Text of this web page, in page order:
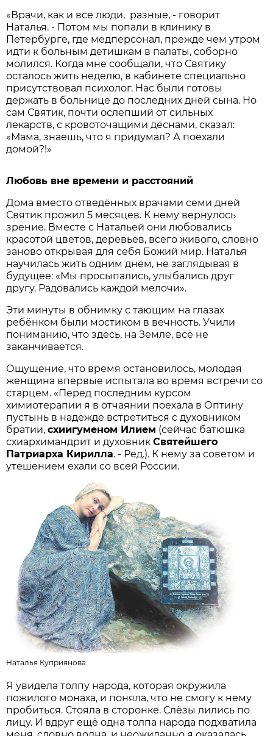
«Врачи, как и все люди, разные, - говорит
Наталья. - Потом мы попали в клинику в
Петербурге, где медперсонал, прежде чем утром
идти к больным детишкам в палаты, соборно
молился. Когда мне сообщали, что Святику
осталось жить неделю, в кабинете специально
присутствовал психолог. Нас были готовы
держать в больнице до последних дней сына. Но
сам Святик, почти ослепший от сильных
лекарств, с кровоточащими дёснами, сказал:
«Мама, знаешь, что я придумал? А поехали
домой?!»
Любовь вне времени и расстояний
Дома вместо отведённых врачами семи дней
Святик прожил 5 месяцев. К нему вернулось
зрение. Вместе с Натальей они любовались
красотой цветов, деревьев, всего живого, словно
заново открывая для себя Божий мир. Наталья
научилась жить одним днём, не заглядывая в
будущее: «Мы просыпались, улыбались друг
другу. Радовались каждой мелочи».
Эти минуты в обнимку с тающим на глазах
ребёнком были мостиком в вечность. Учили
пониманию, что здесь, на Земле, всё не
заканчивается.
Ощущение, что время остановилось, молодая
женщина впервые испытала во время встречи со
старцем. «Перед последним курсом
химиотерапии я в отчаянии поехала в Оптину
пустынь в надежде встретиться с духовником
братии,схиигуменом Илием (сейчас батюшка
схиархимандрит и духовникСвятейшего
Патриарха Кирилла. - Ред.). К нему за советом и
утешением ехали со всей России.
Наталья Куприянова
Я увидела толпу народа, которая окружила
пожилого монаха, и поняла, что не смогу к нему
пробиться. Стояла в сторонке. Слёзы лились по
лицу. И вдруг ещё одна толпа народа подхватила